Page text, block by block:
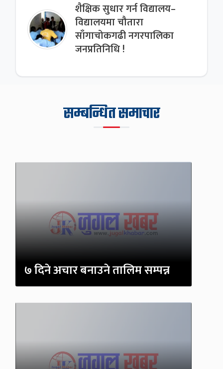
शैक्षिक सुधार गर्न विद्यालय–
विद्यालयमा चौतारा
साँगाचोकगढी नगरपालिका
जनप्रतिनिधि !
सम्बन्धित समाचार
७ दिने अचार बनाउने तालिम सम्पन्न